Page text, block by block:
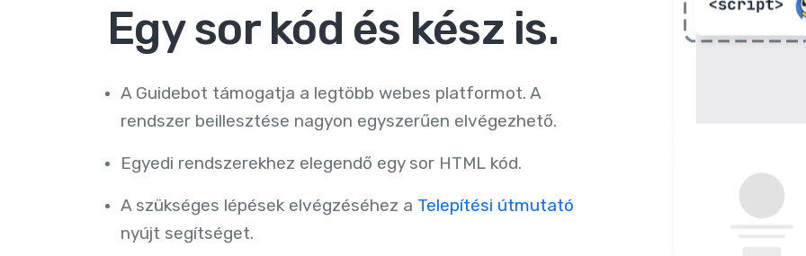
Egy sor kód és kész is.
A Guidebot támogatja a legtöbb webes platformot. A
rendszer beillesztése nagyon egyszerűen elvégezhető.
Egyedi rendszerekhez elegendő egy sor HTML kód.
A szükséges lépések elvégzéséhez a Telepítési útmutató
nyújt segítséget.